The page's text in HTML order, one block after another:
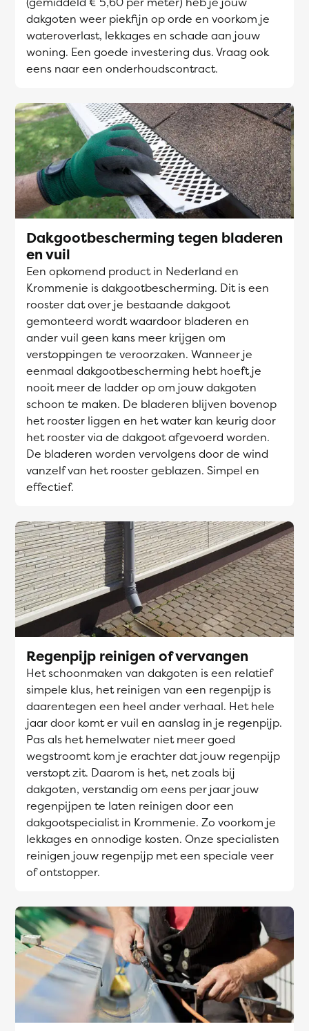
dakgoten weer piekfijn op orde en voorkom je
wateroverlast, lekkages en schade aan jouw
woning. Een goede investering dus. Vraag ook
eens naar een onderhoudscontract.
Dakgootbescherming tegen bladeren
en vuil
Een opkomend product in Nederland en
Krommenie is dakgootbescherming. Dit is een
rooster dat over je bestaande dakgoot
gemonteerd wordt waardoor bladeren en
ander vuil geen kans meer krijgen om
verstoppingen te veroorzaken. Wanneer je
eenmaal dakgootbescherming hebt hoeft je
nooit meer de ladder op om jouw dakgoten
schoon te maken. De bladeren blijven bovenop
het rooster liggen en het water kan keurig door
het rooster via de dakgoot afgevoerd worden.
De bladeren worden vervolgens door de wind
vanzelf van het rooster geblazen. Simpel en
effectief.
Regenpijp reinigen of vervangen
Het schoonmaken van dakgoten is een relatief
simpele klus, het reinigen van een regenpijp is
daarentegen een heel ander verhaal. Het hele
jaar door komt er vuil en aanslag in je regenpijp.
Pas als het hemelwater niet meer goed
wegstroomt kom je erachter dat jouw regenpijp
verstopt zit. Daarom is het, net zoals bij
dakgoten, verstandig om eens per jaar jouw
regenpijpen te laten reinigen door een
dakgootspecialist in Krommenie. Zo voorkom je
lekkages en onnodige kosten. Onze specialisten
reinigen jouw regenpijp met een speciale veer
of ontstopper.